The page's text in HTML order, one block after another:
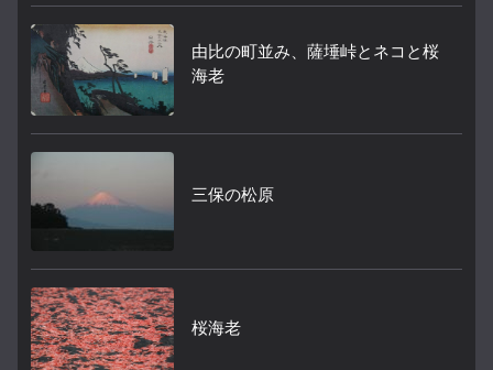
由比の町並み、薩埵峠とネコと桜
海老
三保の松原
桜海老